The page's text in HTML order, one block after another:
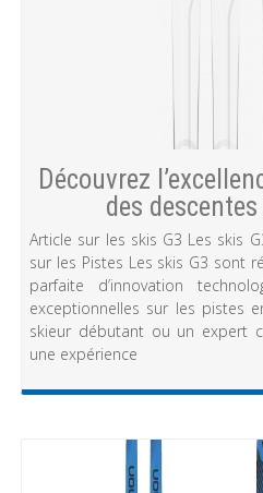
Découvrez
des
Article sur les skis G3 Les skis
sur les Pistes Les skis G3 sont
parfaite d’innovation
exceptionnelles sur les pistes
skieur débutant ou un expert
une expérience